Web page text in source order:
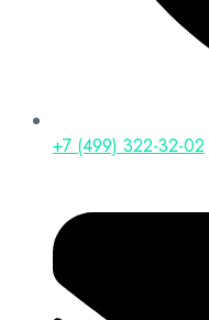
+7 (499) 322-32-02